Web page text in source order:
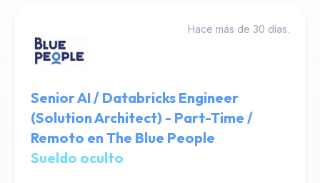
Hace más de 30 días.
Senior AI / Databricks Engineer
(Solution Architect) - Part-Time /
Remoto en The Blue People
Sueldo oculto